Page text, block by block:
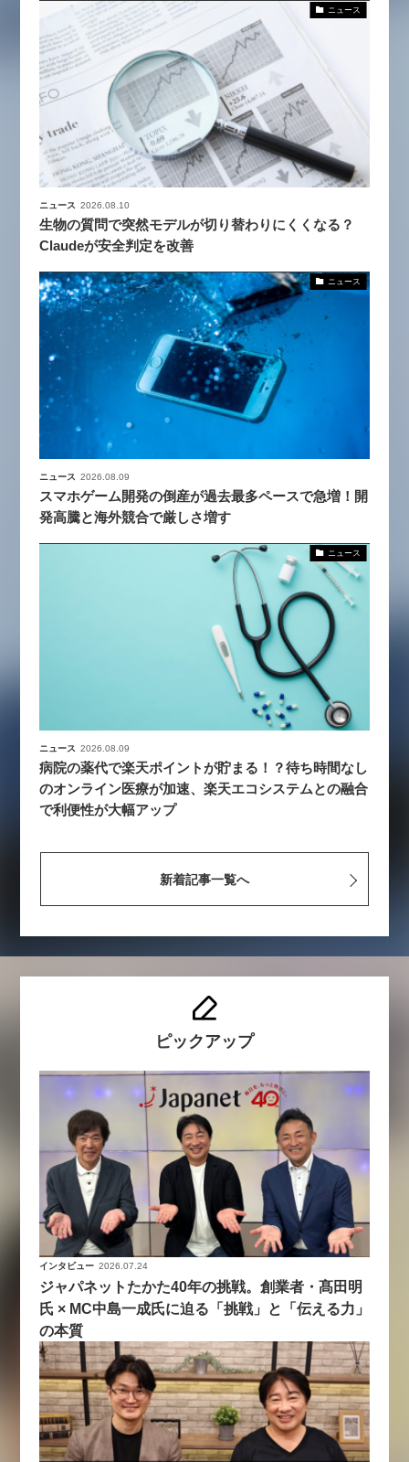
ニュース
ニュース 2026.08.10
生物の質問で突然モデルが切り替わりにくくなる？
Claudeが安全判定を改善
ニュース
ニュース 2026.08.09
スマホゲーム開発の倒産が過去最多ペースで急増！開
発高騰と海外競合で厳しさ増す
ニュース
ニュース 2026.08.09
病院の薬代で楽天ポイントが貯まる！？待ち時間なし
のオンライン医療が加速、楽天エコシステムとの融合
で利便性が大幅アップ
新着記事一覧へ
ピックアップ
インタビュー 2026.07.24
ジャパネットたかた40年の挑戦。創業者・髙田明
氏 × MC中島一成氏に迫る「挑戦」と「伝える力」
の本質